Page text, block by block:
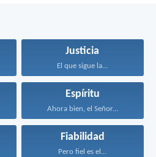
Justicia
El que sigue la...
Espíritu
Ahora bien, el Señor...
Fiabilidad
Pero fiel es el...